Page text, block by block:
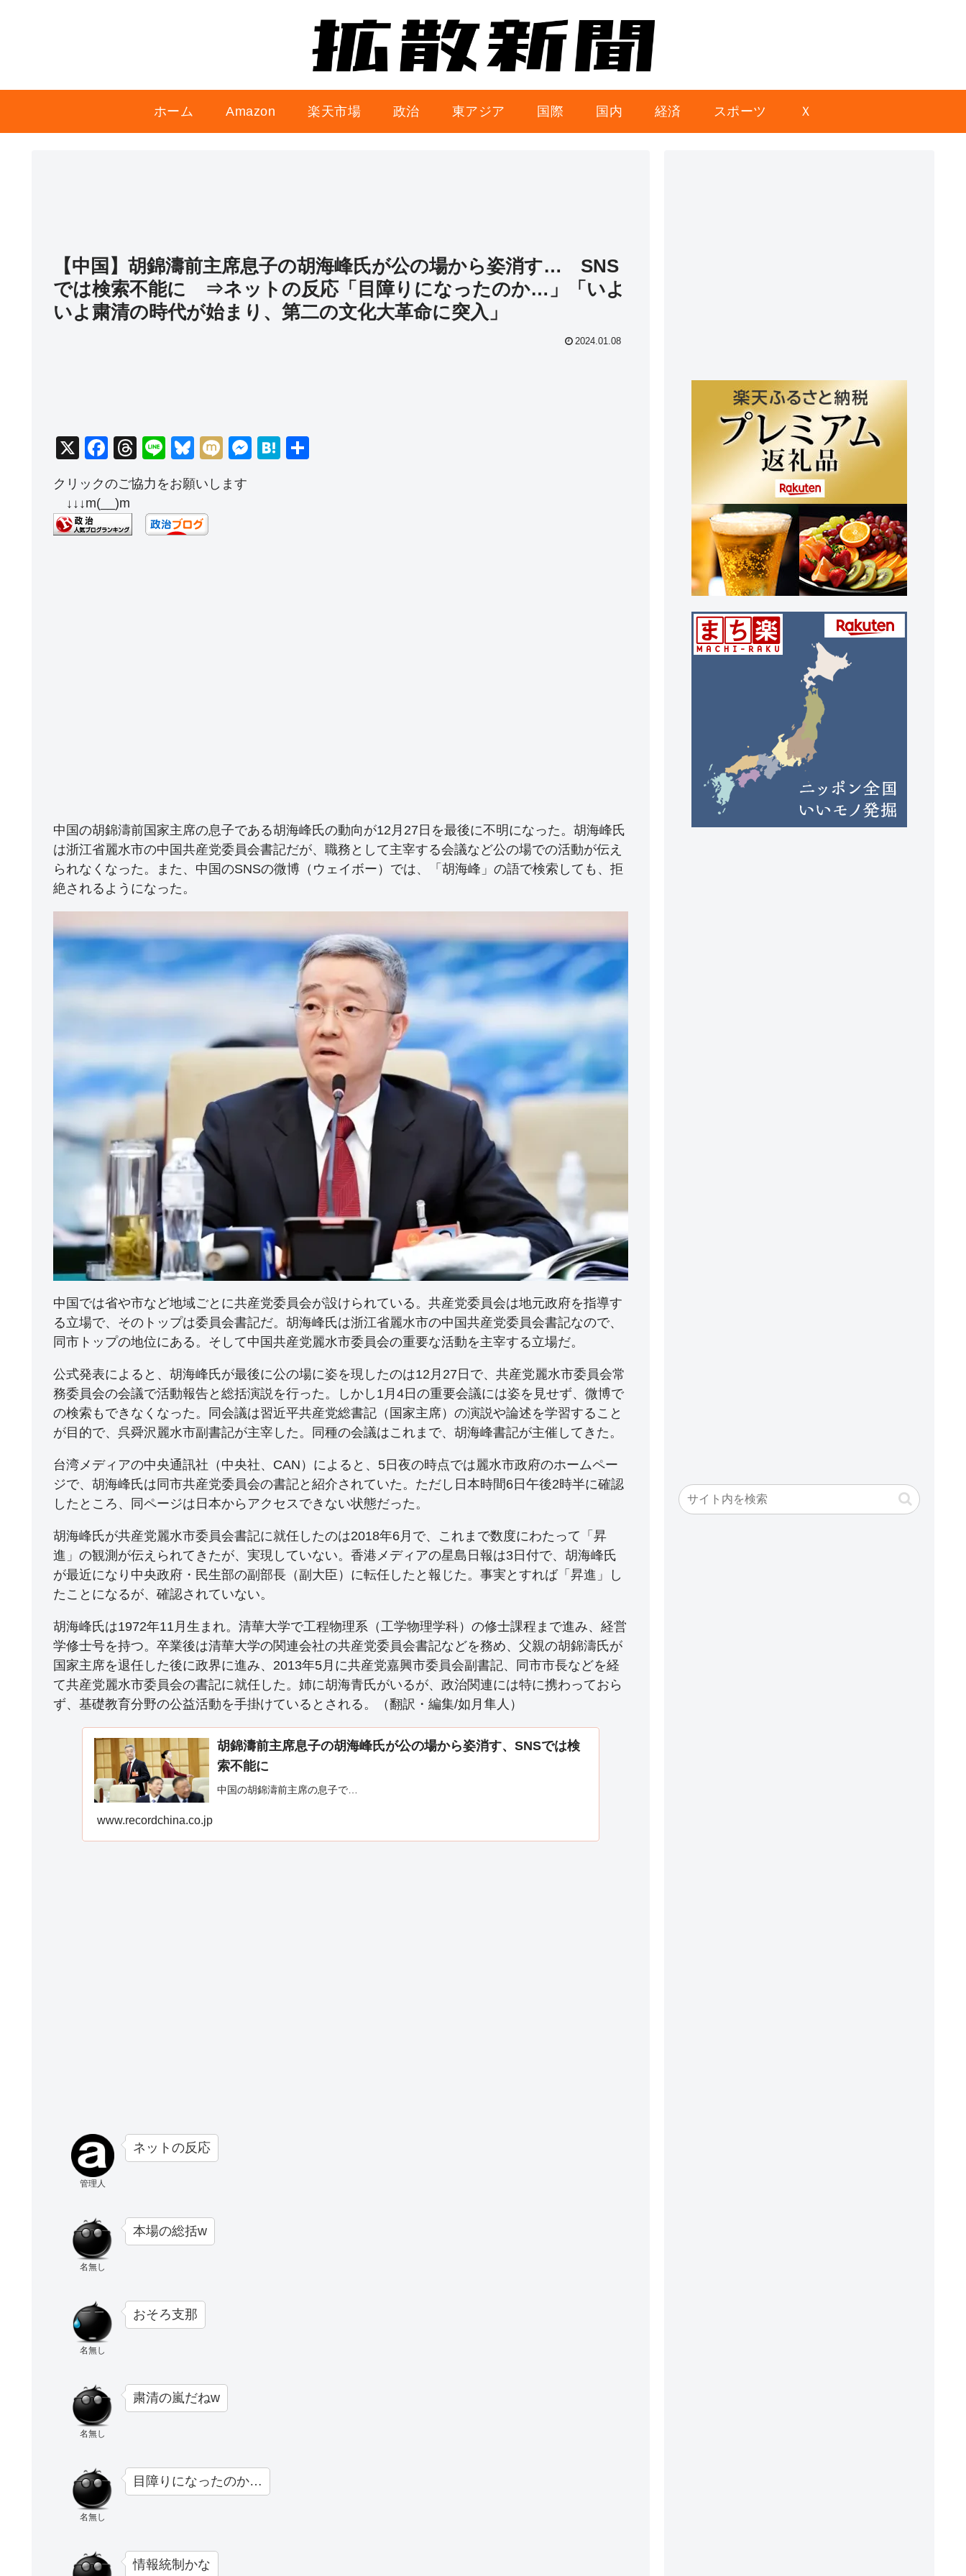
ホーム Amazon 楽天市場 政治 東アジア 国際 国内 経済 スポーツ Ｘ
【中国】胡錦濤前主席息子の胡海峰氏が公の場から姿消す… SNS
では検索不能に ⇒ネットの反応「目障りになったのか…」「いよ
いよ粛清の時代が始まり、第二の文化大革命に突入」
2024.01.08
X
F
c
e
b
T
hr
e
a
d
Li
e
Bl
e
sk
y
M
M
H
クリックのご協力をお願いします
↓↓↓m(__)m
中国の胡錦濤前国家主席の息子である胡海峰氏の動向が12月27日を最後に不明になった。胡海峰氏
は浙江省麗水市の中国共産党委員会書記だが、職務として主宰する会議など公の場での活動が伝え
られなくなった。また、中国のSNSの微博（ウェイボー）では、「胡海峰」の語で検索しても、拒
絶されるようになった。
中国では省や市など地域ごとに共産党委員会が設けられている。共産党委員会は地元政府を指導す
る立場で、そのトップは委員会書記だ。胡海峰氏は浙江省麗水市の中国共産党委員会書記なので、
同市トップの地位にある。そして中国共産党麗水市委員会の重要な活動を主宰する立場だ。
公式発表によると、胡海峰氏が最後に公の場に姿を現したのは12月27日で、共産党麗水市委員会常
務委員会の会議で活動報告と総括演説を行った。しかし1月4日の重要会議には姿を見せず、微博で
の検索もできなくなった。同会議は習近平共産党総書記（国家主席）の演説や論述を学習すること
が目的で、呉舜沢麗水市副書記が主宰した。同種の会議はこれまで、胡海峰書記が主催してきた。
台湾メディアの中央通訊社（中央社、CAN）によると、5日夜の時点では麗水市政府のホームペー
ジで、胡海峰氏は同市共産党委員会の書記と紹介されていた。ただし日本時間6日午後2時半に確認
したところ、同ページは日本からアクセスできない状態だった。
胡海峰氏が共産党麗水市委員会書記に就任したのは2018年6月で、これまで数度にわたって「昇
進」の観測が伝えられてきたが、実現していない。香港メディアの星島日報は3日付で、胡海峰氏
が最近になり中央政府・民生部の副部長（副大臣）に転任したと報じた。事実とすれば「昇進」し
たことになるが、確認されていない。
胡海峰氏は1972年11月生まれ。清華大学で工程物理系（工学物理学科）の修士課程まで進み、経営
学修士号を持つ。卒業後は清華大学の関連会社の共産党委員会書記などを務め、父親の胡錦濤氏が
国家主席を退任した後に政界に進み、2013年5月に共産党嘉興市委員会副書記、同市市長などを経
て共産党麗水市委員会の書記に就任した。姉に胡海青氏がいるが、政治関連には特に携わっておら
ず、基礎教育分野の公益活動を手掛けているとされる。（翻訳・編集/如月隼人）
胡錦濤前主席息子の胡海峰氏が公の場から姿消す、SNSでは検
索不能に
中国の胡錦濤前主席の息子で…
www.recordchina.co.jp
管理人
ネットの反応
名無し
本場の総括w
名無し
おそろ支那
名無し
粛清の嵐だねw
名無し
目障りになったのか…
情報統制かな